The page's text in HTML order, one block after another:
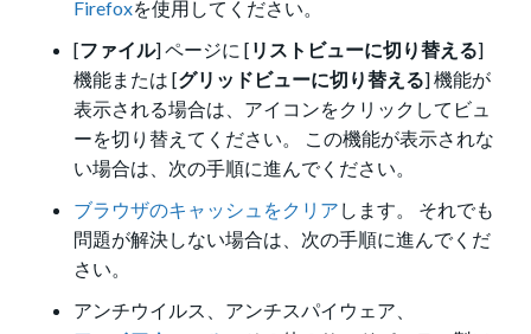
Firefoxを使用してください。
[ファイル] ページに [ リストビューに切り替える]
機能または [グリッドビューに切り替える] 機能が
表示される場合は、アイコンをクリックしてビュ
ーを切り替えてください。 この機能が表示されな
い場合は、次の手順に進んでください。
ブラウザのキャッシュをクリア します。 それでも
問題が解決しない場合は、次の手順に進んでくだ
さい。
アンチウイルス、アンチスパイウェア、